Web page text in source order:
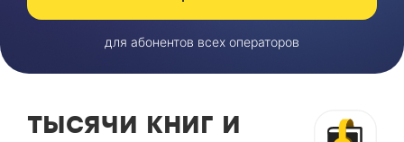
для абонентов всех операторов
тысячи книг и